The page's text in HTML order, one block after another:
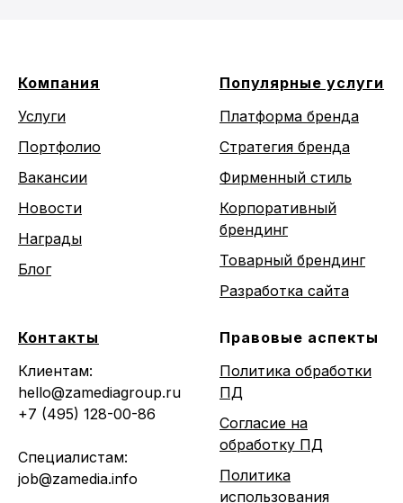
Компания
Услуги
Портфолио
Вакансии
Новости
Награды
Блог
Популярные услуги
Платформа бренда
Стратегия бренда
Фирменный стиль
Корпоративный
брендинг
Товарный брендинг
Разработка сайта
Контакты
Клиентам:
hello@zamediagroup.ru
+7 (495) 128-00-86
Специалистам:
job@zamedia.info
Правовые аспекты
Политика обработки
ПД
Согласие на
обработку ПД
Политика
использования